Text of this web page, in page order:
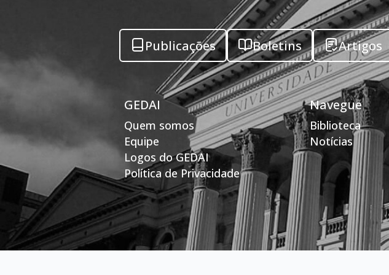
Publicações Boletins Artigos
GEDAI
Quem somos
Equipe
Logos do GEDAI
Política de Privacidade
Navegue
Biblioteca
Notícias